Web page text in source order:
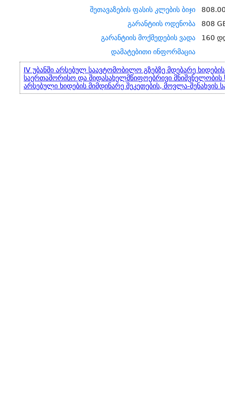
შეთავაზების ფასის კლების ბიჯი
გარანტიის ოდენობა
808
გარანტიის მოქმედების ვადა
160
დამატებითი ინფორმაცია
IV უბანში არსებულ საავტომობილო გზებზე მდებარე
საერთაშორისო და შიდასახელმწიფოებრივი მნიშვნელობის
არსებული ხიდების მიმდინარე შეკეთების, მოვლა-შენახვის